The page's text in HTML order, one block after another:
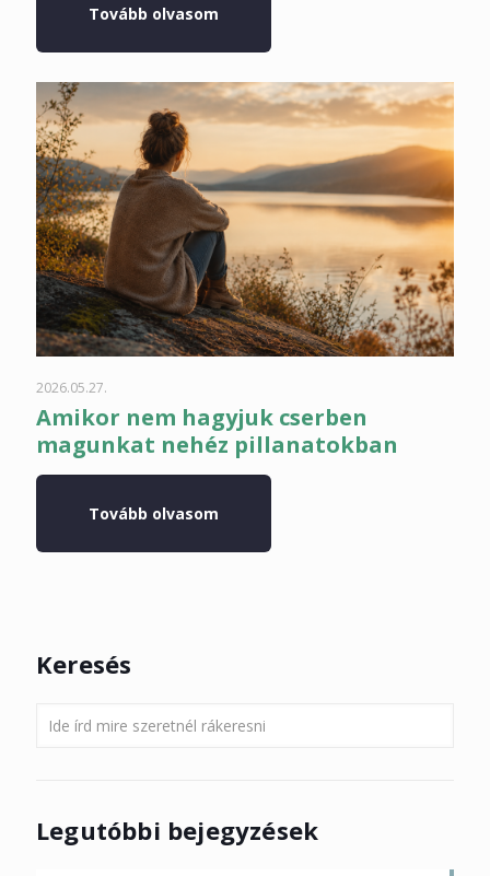
Tovább olvasom
2026.05.27.
Amikor nem hagyjuk cserben
magunkat nehéz pillanatokban
Tovább olvasom
Keresés
Legutóbbi bejegyzések